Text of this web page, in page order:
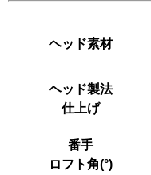
ヘッド素材
ヘッド製法
仕上げ
番手
ロフト角(°)